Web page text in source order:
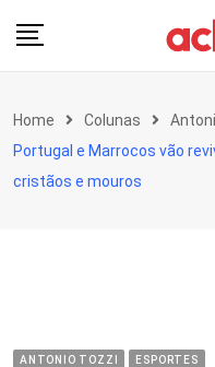
Home Colunas
Portugal e Marrocos vão
cristãos e mouros
ANTONIO TOZZI ESPORTES